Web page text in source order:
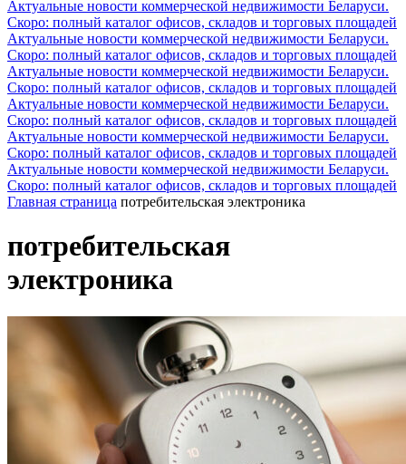
Актуальные новости коммерческой недвижимости Беларуси.
Скоро: полный каталог офисов, складов и торговых площадей
Актуальные новости коммерческой недвижимости Беларуси.
Скоро: полный каталог офисов, складов и торговых площадей
Актуальные новости коммерческой недвижимости Беларуси.
Скоро: полный каталог офисов, складов и торговых площадей
Актуальные новости коммерческой недвижимости Беларуси.
Скоро: полный каталог офисов, складов и торговых площадей
Актуальные новости коммерческой недвижимости Беларуси.
Скоро: полный каталог офисов, складов и торговых площадей
Актуальные новости коммерческой недвижимости Беларуси.
Скоро: полный каталог офисов, складов и торговых площадей
Главная страница потребительская электроника
потребительская
электроника